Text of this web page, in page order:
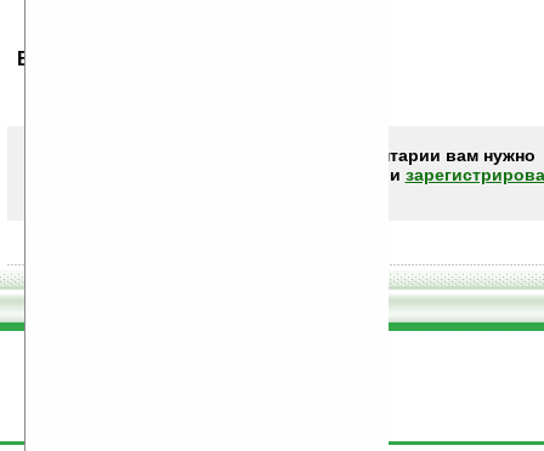
Ваше мнение будет первым.
Чтобы писать комментарии вам нужно
или